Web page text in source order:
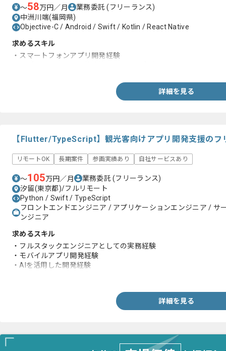
〜58万円／月 業務委託(フリーランス)
中洲川端(福岡県)
Objective-C / Android / Swift / Kotlin / React Native
求めるスキル
・スマートフォンアプリ開発経験
詳細を見る
【Flutter/TypeScript】観光客向けアプリ開発支援のフ
リモートOK 長期案件 参画実績あり 自社サービスあり
〜105万円／月 業務委託(フリーランス)
汐留(東京都)/フルリモート
Python / Swift / TypeScript
フロントエンドエンジニア / アプリケーションエンジニア / サ
ンジニア
求めるスキル
・フルスタックエンジニアとしての実務経験
・モバイルアプリ開発経験
・AIを活用した開発経験
詳細を見る